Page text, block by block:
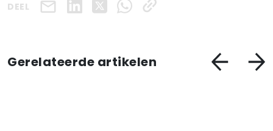
DEEL
Gerelateerde artikelen